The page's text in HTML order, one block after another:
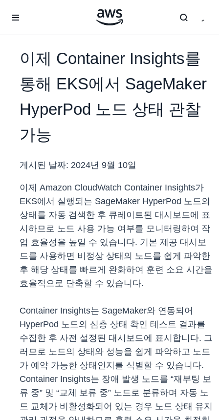
이제 Container Insights를
통해 EKS에서 SageMaker
HyperPod 노드 상태 관찰
가능
게시된 날짜: 2024년 9월 10일
이제 Amazon CloudWatch Container Insights가
EKS에서 실행되는 SageMaker HyperPod 노드의
상태를 자동 검색한 후 큐레이트된 대시보드에 표
시하므로 노드 사용 가능 여부를 모니터링하여 작
업 효율성을 높일 수 있습니다. 기본 제공 대시보
드를 사용하면 비정상 상태의 노드를 쉽게 파악한
후 해당 상태를 빠르게 완화하여 훈련 소요 시간을
효율적으로 단축할 수 있습니다.
Container Insights는 SageMaker와 연동되어
HyperPod 노드의 심층 상태 확인 테스트 결과를
수집한 후 사전 설정된 대시보드에 표시합니다. 그
러므로 노드의 상태와 성능을 쉽게 파악하고 노드
가 예약 가능한 상태인지를 식별할 수 있습니다.
Container Insights는 장애 발생 노드를 “재부팅 보
류 중” 및 “교체 보류 중” 노드로 분류하며 자동 노
드 교체가 비활성화되어 있는 경우 노드 상태 유지